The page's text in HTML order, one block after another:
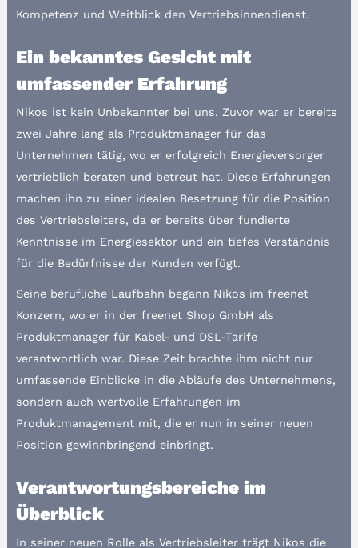
Kompetenz und Weitblick den Vertriebsinnendienst.
Ein bekanntes Gesicht mit
umfassender Erfahrung
Nikos ist kein Unbekannter bei uns. Zuvor war er bereits
zwei Jahre lang als Produktmanager für das
Unternehmen tätig, wo er erfolgreich Energieversorger
vertrieblich beraten und betreut hat. Diese Erfahrungen
machen ihn zu einer idealen Besetzung für die Position
des Vertriebsleiters, da er bereits über fundierte
Kenntnisse im Energiesektor und ein tiefes Verständnis
für die Bedürfnisse der Kunden verfügt.
Seine berufliche Laufbahn begann Nikos im freenet
Konzern, wo er in der freenet Shop GmbH als
Produktmanager für Kabel- und DSL-Tarife
verantwortlich war. Diese Zeit brachte ihm nicht nur
umfassende Einblicke in die Abläufe des Unternehmens,
sondern auch wertvolle Erfahrungen im
Produktmanagement mit, die er nun in seiner neuen
Position gewinnbringend einbringt.
Verantwortungsbereiche im
Überblick
In seiner neuen Rolle als Vertriebsleiter trägt Nikos die